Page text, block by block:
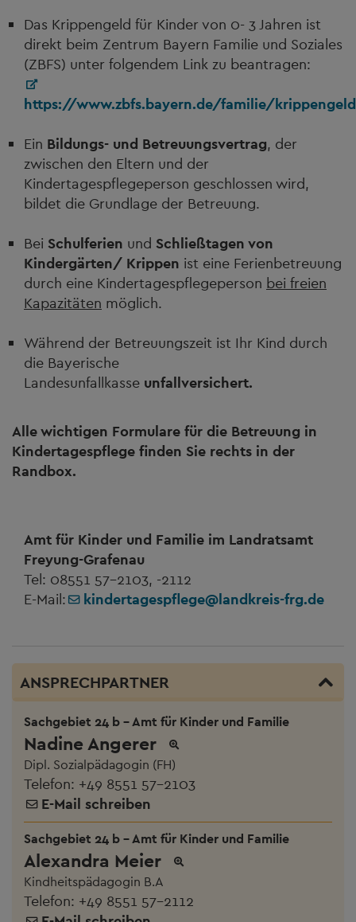
Das Krippengeld für Kinder von 0- 3 Jahren ist
direkt beim Zentrum Bayern Familie und Soziales
(ZBFS) unter folgendem Link zu beantragen:
https://www.zbfs.bayern.de/familie/
Ein Bildungs- und Betreuungsvertrag, der
zwischen den Eltern und der
Kindertagespflegeperson geschlossen wird,
bildet die Grundlage der Betreuung.
Bei Schulferien und Schließtagen von
Kindergärten/ Krippen ist eine Ferienbetreuung
durch eine Kindertagespflegeperson bei freien
Kapazitäten möglich.
Während der Betreuungszeit ist Ihr Kind durch
die Bayerische
Landesunfallkasse unfallversichert.
Alle wichtigen Formulare für die Betreuung in
Kindertagespflege finden Sie rechts in der
Randbox.
Amt für Kinder und Familie im Landratsamt
Freyung-Grafenau
Tel: 08551 57-2103, -2112
E-Mail:
kindertagespflege@landkreis-frg.de
ANSPRECHPARTNER
Sachgebiet 24 b - Amt für Kinder und Familie
Nadine Angerer
Dipl. Sozialpädagogin (FH)
Telefon: +49 8551 57-2103
E-Mail schreiben
Sachgebiet 24 b - Amt für Kinder und Familie
Alexandra Meier
Kindheitspädagogin B.A
Telefon: +49 8551 57-2112